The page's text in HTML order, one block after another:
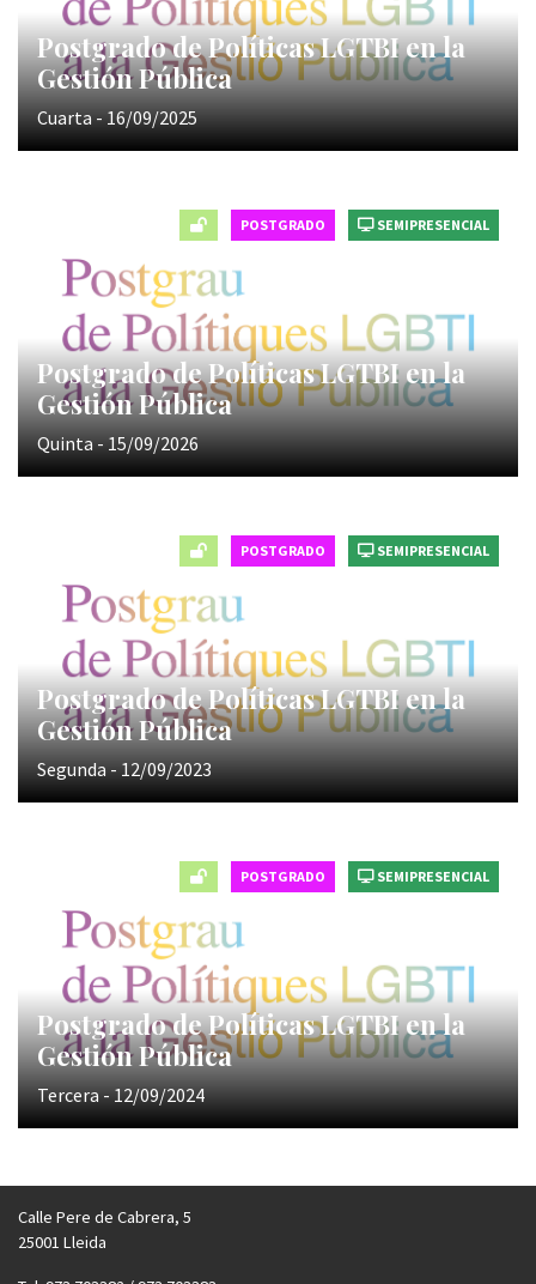
Postgrado de Políticas LGTBI en la
Gestión Pública
Cuarta - 16/09/2025
POSTGRADO SEMIPRESENCIAL
Postgrado de Políticas LGTBI en la
Gestión Pública
Quinta - 15/09/2026
POSTGRADO SEMIPRESENCIAL
Postgrado de Políticas LGTBI en la
Gestión Pública
Segunda - 12/09/2023
POSTGRADO SEMIPRESENCIAL
Postgrado de Políticas LGTBI en la
Gestión Pública
Tercera - 12/09/2024
Calle Pere de Cabrera, 5
25001 Lleida